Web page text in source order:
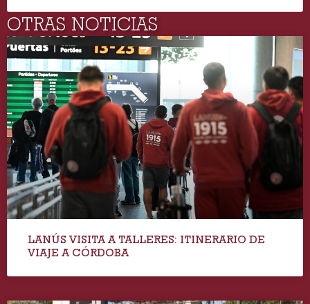
OTRAS NOTICIAS
LANÚS VISITA A TALLERES: ITINERARIO DE
VIAJE A CÓRDOBA